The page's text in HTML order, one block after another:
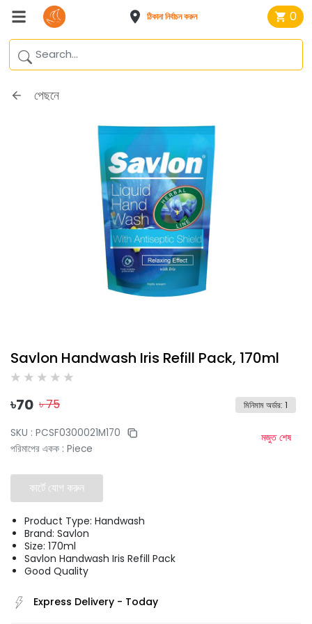
ঠিকানা নির্বাচন করুন 0
পেছনে
Savlon Handwash Iris Refill Pack, 170ml
৳70 ৳75 মিনিমাম অর্ডার: 1
SKU : PCSF0300021M170
পরিমাপের একক : Piece
মজুত শেষ
কার্টে যোগ করুন
Product Type: Handwash
Brand: Savlon
Size: 170ml
Savlon Handwash Iris Refill Pack
Good Quality
Express Delivery - Today